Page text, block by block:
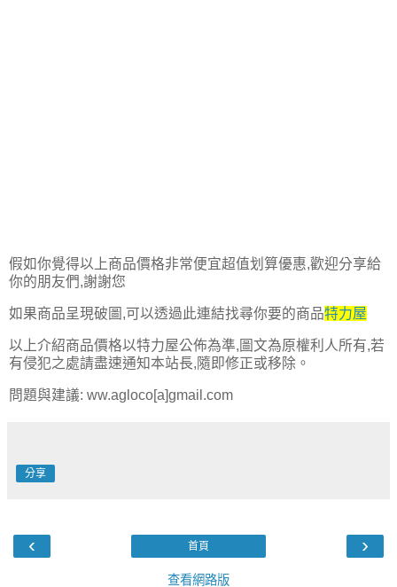
假如你覺得以上商品價格非常便宜超值划算優惠,歡迎分享給
你的朋友們,謝謝您
如果商品呈現破圖,可以透過此連結找尋你要的商品特力屋
以上介紹商品價格以特力屋公佈為準,圖文為原權利人所有,若
有侵犯之處請盡速通知本站長,隨即修正或移除。
問題與建議: ww.agloco[a]gmail.com
分享
‹ ›
首頁
查看網路版